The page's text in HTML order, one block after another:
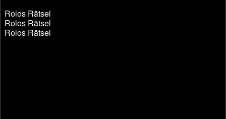
Rolos Rätsel
Rolos Rätsel
Rolos Rätsel